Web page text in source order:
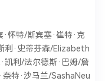
怀特/斯宾塞·崔特·克
利·史蒂芬森/Elizabeth
凯利/法尔德斯·巴姆/詹
特·沙马兰/SashaNeu